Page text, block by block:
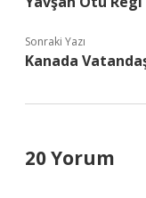
Sonraki Yazı
Kanada
20 Yorum